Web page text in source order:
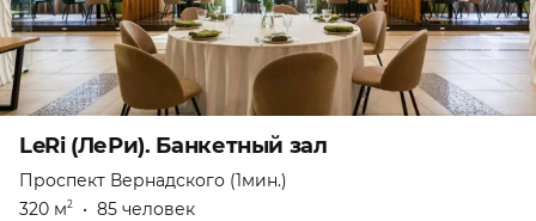
LeRi (ЛеРи). Банкетный зал
Проспект Вернадского (1мин.)
320 м2 • 85 человек